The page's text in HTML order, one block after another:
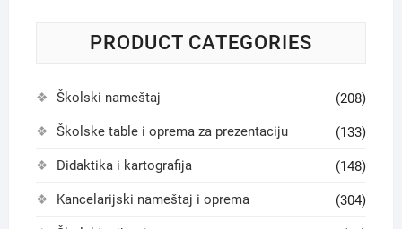
PRODUCT CATEGORIES
Školski nameštaj (208)
Školske table i oprema za prezentaciju (133)
Didaktika i kartografija (148)
Kancelarijski nameštaj i oprema (304)